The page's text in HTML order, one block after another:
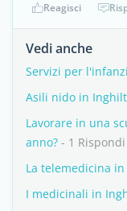
Reagisci
Vedi anche
Servizi per
Asili nido in
Lavorare in una
anno? - 1 Rispondi
La telemedicina
I medicinali in